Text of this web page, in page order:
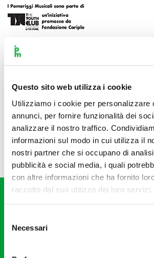
Questo sito web utilizza i cookie
Utilizziamo i cookie per personalizzare
annunci, per fornire funzionalità dei
analizzare il nostro traffico.
informazioni sul modo in cui utilizza il
nostri partner che si occupano di
pubblicità e social media, i quali
con altre informazioni che ha fornito
raccolto dal suo utilizzo dei loro servizi.
delNecessari